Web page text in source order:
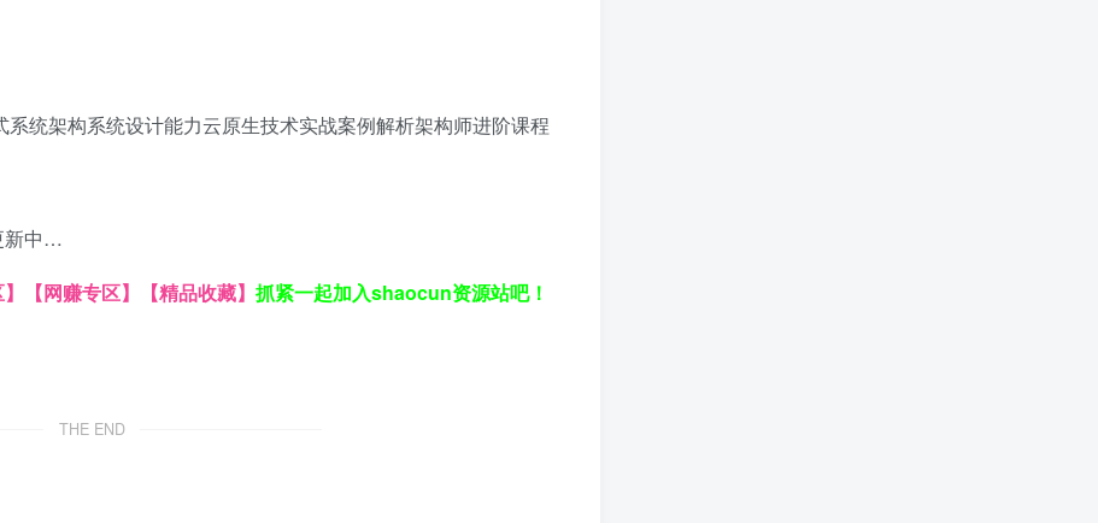
系统架构系统设计能力云原生技术实战案例解析架构师进阶课程
新中…
【网赚专区】 【精品收藏】 抓紧一起加入shaocun资源站吧！
THE END